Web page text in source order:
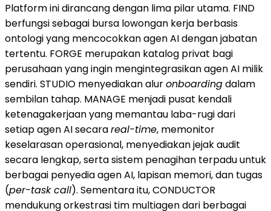
Platform ini dirancang dengan lima pilar utama. FIND
berfungsi sebagai bursa lowongan kerja berbasis
ontologi yang mencocokkan agen AI dengan jabatan
tertentu. FORGE merupakan katalog privat bagi
perusahaan yang ingin mengintegrasikan agen AI milik
sendiri. STUDIO menyediakan aluronboardingdalam
sembilan tahap. MANAGE menjadi pusat kendali
ketenagakerjaan yang memantau laba-rugi dari
setiap agen AI secarareal-time, memonitor
keselarasan operasional, menyediakan jejak audit
secara lengkap, serta sistem penagihan terpadu untuk
berbagai penyedia agen AI, lapisan memori, dan tugas
(per-task call). Sementara itu, CONDUCTOR
mendukung orkestrasi tim multiagen dari berbagai